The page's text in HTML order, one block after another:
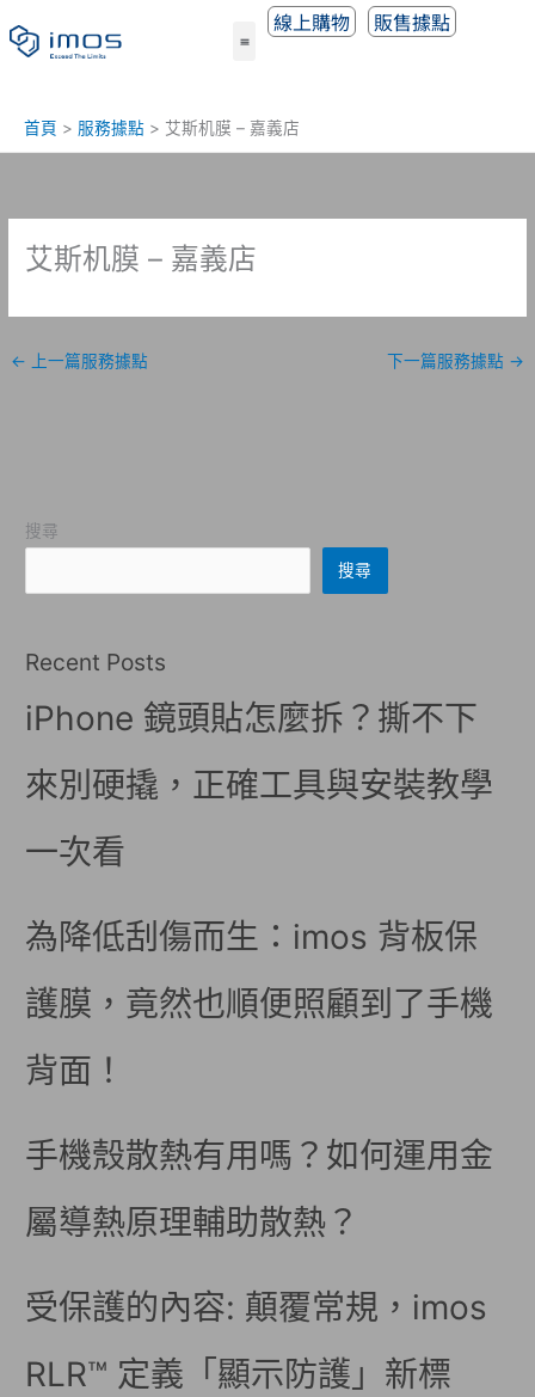
至
線上購物 販售據點
首頁 服務據點 艾斯机膜 – 嘉義店
艾斯机膜 – 嘉義店
← 上一篇服務據點 下一篇服務據點 →
搜尋
搜尋
Recent Posts
iPhone 鏡頭貼怎麼拆？撕不下
來別硬撬，正確工具與安裝教學
一次看
為降低刮傷而生：imos 背板保
護膜，竟然也順便照顧到了手機
背面！
手機殼散熱有用嗎？如何運用金
屬導熱原理輔助散熱？
受保護的內容: 顛覆常規，imos
RLR™ 定義「顯示防護」新標